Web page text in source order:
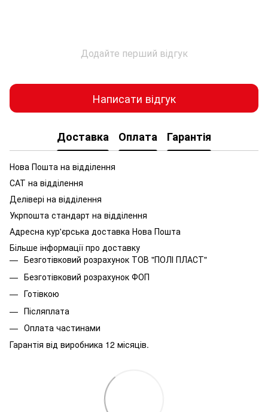
Додайте перший відгук
Написати відгук
Доставка Оплата Гарантія
Нова Пошта на відділення
САТ на відділення
Делівері на відділення
Укрпошта стандарт на відділення
Адресна кур'єрська доставка Нова Пошта
Більше інформації про доставку
Безготівковий розрахунок ТОВ "ПОЛІ ПЛАСТ"
Безготівковий розрахунок ФОП
Готівкою
Післяплата
Оплата частинами
Гарантія від виробника 12 місяців.